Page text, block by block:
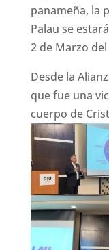
panameña, la
Palau se
2 de Marzo del
Desde la
que fue una
cuerpo de